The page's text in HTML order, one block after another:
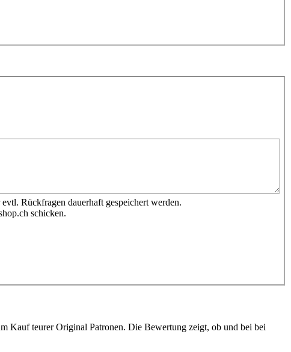
Rückfragen dauerhaft gespeichert werden.
schicken.
Kauf teurer Original Patronen. Die Bewertung zeigt, ob und bei bei